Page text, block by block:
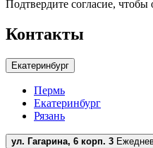
Подтвердите согласие, чтобы
Контакты
Екатеринбург
Пермь
Екатеринбург
Рязань
ул. Гагарина, 6 корп. 3